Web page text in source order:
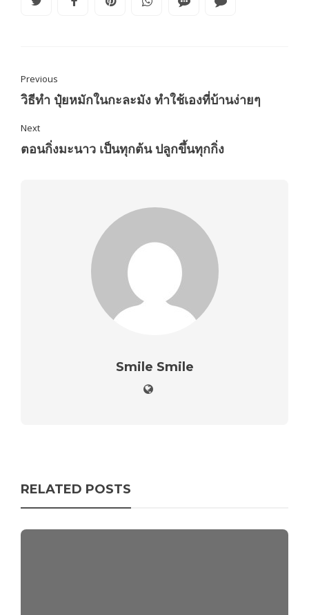
Previous
วิธีทำ ปุ๋ยหมักในกะละมัง ทำใช้เองที่บ้านง่ายๆ
Next
ตอนกิ่งมะนาว เป็นทุกต้น ปลูกขึ้นทุกกิ่ง
Smile Smile
RELATED POSTS